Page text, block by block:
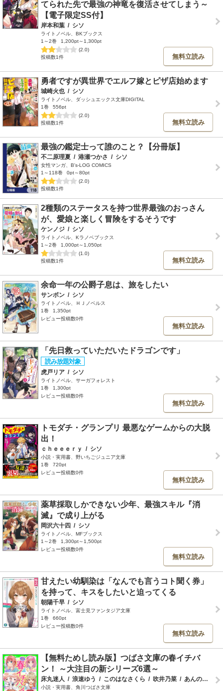
てられた先で最強の神竜を復活させてしまう～
【電子限定SS付】
岸本和葉 / シソ
ライトノベル、BKブックス
1～2巻
1,200pt～1,300pt
(2.0)
投稿数1件
無料立読み
勇者ですが異世界でエルフ嫁とピザ店始めます
城崎火也 / シソ
ライトノベル、ダッシュエックス文庫DIGITAL
1巻
556pt
(2.0)
投稿数1件
無料立読み
最強の鑑定士って誰のこと？【分冊版】
不二原理夏 / 港瀬つかさ / シソ
女性マンガ、B's-LOG COMICS
1～118巻
0pt～80pt
(2.0)
投稿数1件
2種類のステータスを持つ世界最強のおっさん
が、愛娘と楽しく冒険をするそうです
ケンノジ / シソ
ライトノベル、Kラノベブックス
1～2巻
1,000pt～1,050pt
(1.0)
投稿数1件
無料立読み
余命一年の公爵子息は、旅をしたい
サンボン / シソ
ライトノベル、ＨＪノベルス
1巻
1,350pt
レビュー投稿数0件
無料立読み
「先日救っていただいたドラゴンです」
虎戸リア / シソ
ライトノベル、サーガフォレスト
1巻
1,300pt
レビュー投稿数0件
無料立読み
トモダチ・グランプリ 最悪なゲームからの大脱
出！
ｃｈｅｅｅｒｙ / シソ
小説・実用書、野いちごジュニア文庫
1巻
720pt
レビュー投稿数0件
無料立読み
薬草採取しかできない少年、最強スキル『消
滅』で成り上がる
岡沢六十四 / シソ
ライトノベル、MFブックス
1～2巻
1,300pt～1,500pt
レビュー投稿数0件
無料立読み
甘えたい幼馴染は「なんでも言うコト聞く券」
を持って、キスをしたいと迫ってくる
朝陽千早 / シソ
ライトノベル、富士見ファンタジア文庫
1巻
660pt
レビュー投稿数0件
無料立読み
【無料ためし読み版】つばさ文庫の春イチバ
ン！ ～大注目の新シリーズ6選～
床丸迷人 / 浪速ゆう / このはなさくら / 吹井乃菜 / あんのまる /
小説・実用書、角川つばさ文庫